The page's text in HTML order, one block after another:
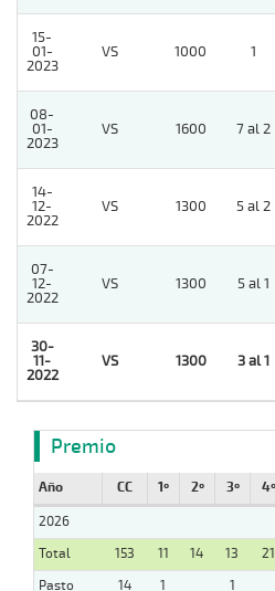
15-
01-
2023
VS 1000 1
08-
01-
2023
VS 1600 7 al 2
14-
12-
2022
VS 1300 5 al 2
07-
12-
2022
VS 1300 5 al 1
30-
11-
2022
VS 1300 3 al 1
Premio
Año CC 1º 2º 3º 4º
2026
Total
153 11 14 13 21
Pasto
14 1 1